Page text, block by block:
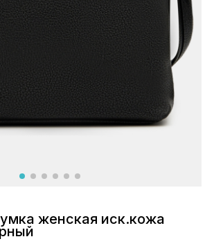
Изменить город
женская иск.кожа